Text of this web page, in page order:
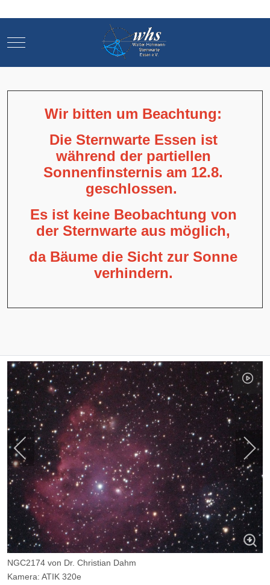
Mobile Menu Toggle
Wir bitten um Beachtung:
Die Sternwarte Essen ist
während der partiellen
Sonnenfinsternis am 12.8.
geschlossen.
Es ist keine Beobachtung von
der Sternwarte aus möglich,
da Bäume die Sicht zur Sonne
verhindern.
NGC2174 von Dr. Christian Dahm
Kamera: ATIK 320e